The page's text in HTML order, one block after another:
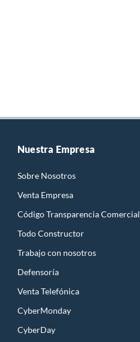
Nuestra Empresa
Sobre Nosotros
Venta Empresa
Código Transparencia Comercial
Todo Constructor
Trabajo con nosotros
Defensoría
Venta Telefónica
CyberMonday
CyberDay